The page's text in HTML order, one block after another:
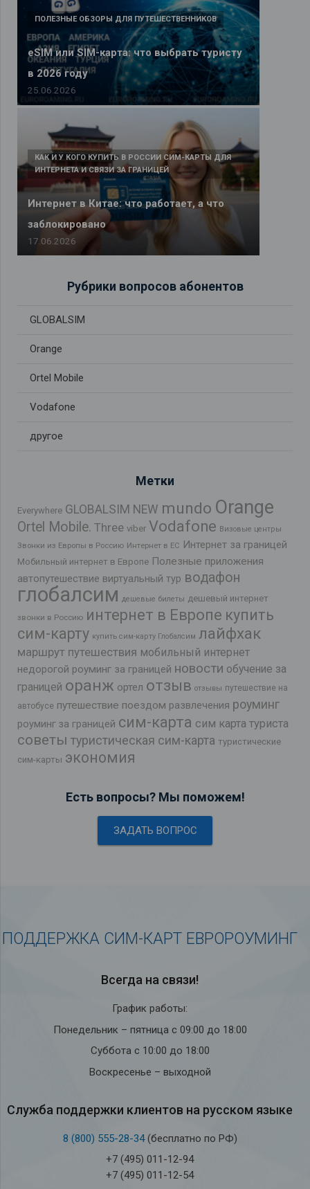
eSIM или SIM-карта: что выбрать туристу
в 2026 году
ПОЛЕЗНЫЕ ОБЗОРЫ ДЛЯ ПУТЕШЕСТВЕННИКОВ
25.06.2026
Интернет в Китае: что работает, а что
заблокировано
КАК И У КОГО КУПИТЬ В РОССИИ СИМ-КАРТЫ ДЛЯ
ИНТЕРНЕТА И СВЯЗИ ЗА ГРАНИЦЕЙ
17.06.2026
Рубрики вопросов абонентов
GLOBALSIM
Orange
Ortel Mobile
Vodafone
другое
Метки
Everywhere GLOBALSIM NEW mundo Orange
Ortel Mobile. Three viber Vodafone Визовые центры
Звонки из Европы в Россию Интернет в ЕС Интернет за границей
Мобильный интернет в Европе Полезные приложения
автопутешествие виртуальный тур водафон
глобалсим дешевые билеты дешевый интернет
звонки в Россию интернет в Европе купить
сим-карту купить сим-карту Глобалсим лайфхак
маршрут путешествия мобильный интернет
недорогой роуминг за границей новости обучение за
границей оранж ортел отзыв отзывы путешествие на
автобусе путешествие поездом развлечения роуминг
роуминг за границей сим-карта сим карта туриста
советы туристическая сим-карта туристические
сим-карты экономия
Есть вопросы? Мы поможем!
ЗАДАТЬ ВОПРОС
ПОДДЕРЖКА СИМ-КАРТ ЕВРОРОУМИНГ
Всегда на связи!
График работы:
Понедельник – пятница с 09:00 до 18:00
Суббота с 10:00 до 18:00
Воскресенье – выходной
Служба под­держки кли­ен­тов на рус­ском языке
8 (800) 555-28-34(бесплатно по РФ)
+7 (495) 011-12-94
+7 (495) 011-12-54